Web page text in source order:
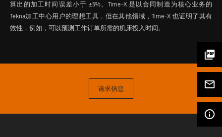
算出的加工时间误差小于 ±5%。Time-X 是以合同制造为核心业务的
Tekna加工中心用户的理想工具，但在其他领域，Time-X 也证明了其有
效性，例如，可以预测工作订单所需的机床投入时间。
请求信息
picture_as_pdf
mail_outline
info_outline